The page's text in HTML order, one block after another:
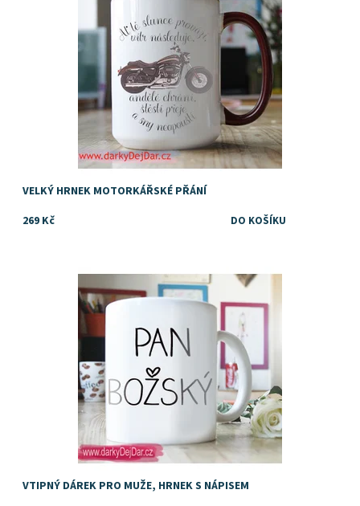
VELKÝ HRNEK MOTORKÁŘSKÉ PŘÁNÍ
269 Kč
Dostupnost:
Skladem
DejDar
VTIPNÝ DÁREK PRO MUŽE, HRNEK S NÁPISEM